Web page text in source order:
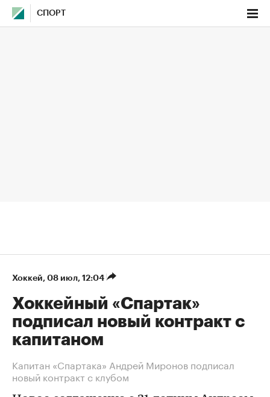
СПОРТ
Хоккей⁠, 08 июл, 12:04
Хоккейный «Спартак»
подписал новый контракт с
капитаном
Капитан «Спартака» Андрей Миронов подписал
новый контракт с клубом